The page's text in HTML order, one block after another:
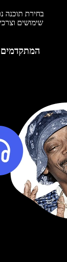
בחירת תוכנה
שימושים